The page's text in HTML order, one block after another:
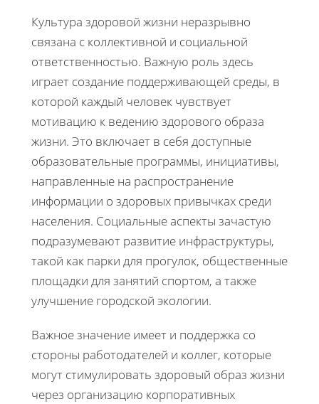
Культура здоровой жизни неразрывно
связана с коллективной и социальной
ответственностью. Важную роль здесь
играет создание поддерживающей среды, в
которой каждый человек чувствует
мотивацию к ведению здорового образа
жизни. Это включает в себя доступные
образовательные программы, инициативы,
направленные на распространение
информации о здоровых привычках среди
населения. Социальные аспекты зачастую
подразумевают развитие инфраструктуры,
такой как парки для прогулок, общественные
площадки для занятий спортом, а также
улучшение городской экологии.
Важное значение имеет и поддержка со
стороны работодателей и коллег, которые
могут стимулировать здоровый образ жизни
через организацию корпоративных